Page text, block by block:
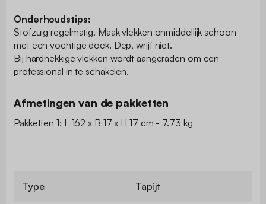
Onderhoudstips:
Stofzuig regelmatig. Maak vlekken onmiddellijk schoon
met een vochtige doek. Dep, wrijf niet.
Bij hardnekkige vlekken wordt aangeraden om een
professional in te schakelen.
Afmetingen van de pakketten
Pakketten 1: L 162 x B 17 x H 17 cm - 7.73 kg
Type Tapijt